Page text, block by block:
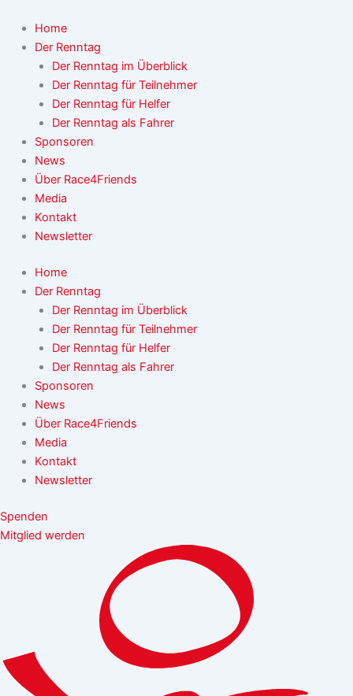
Inhalt
springen
Home
Der Renntag
Der Renntag im Überblick
Der Renntag für Teilnehmer
Der Renntag für Helfer
Der Renntag als Fahrer
Sponsoren
News
Über Race4Friends
Media
Kontakt
Newsletter
Home
Der Renntag
Der Renntag im Überblick
Der Renntag für Teilnehmer
Der Renntag für Helfer
Der Renntag als Fahrer
Sponsoren
News
Über Race4Friends
Media
Kontakt
Newsletter
Spenden
Mitglied werden